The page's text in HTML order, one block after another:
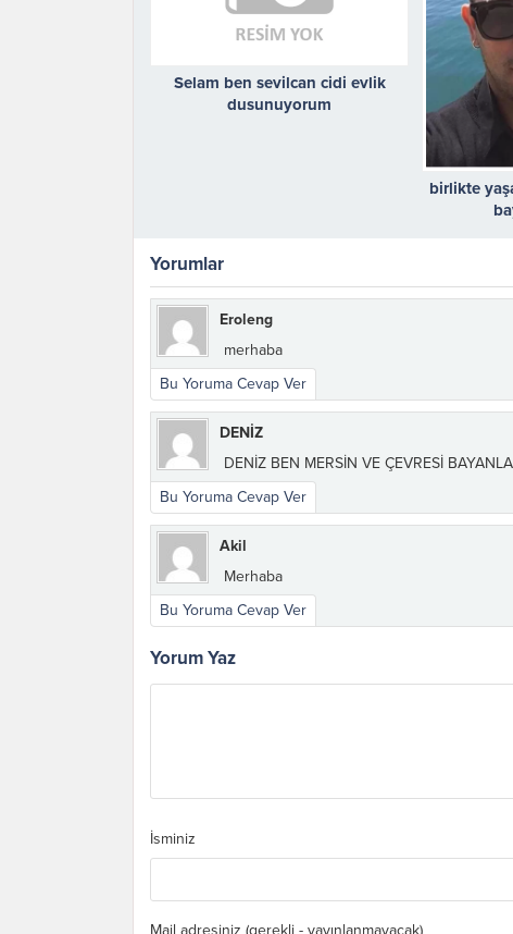
Selam ben sevilcan cidi evlik
dusunuyorum
birlikte
Yorumlar
Eroleng
merhaba
Bu Yoruma Cevap Ver
DENİZ
DENİZ BEN MERSİN VE ÇEVRESİ
Bu Yoruma Cevap Ver
Akil
Merhaba
Bu Yoruma Cevap Ver
Yorum Yaz
İsminiz
Mail adresiniz (gerekli - yayınlanmayacak)